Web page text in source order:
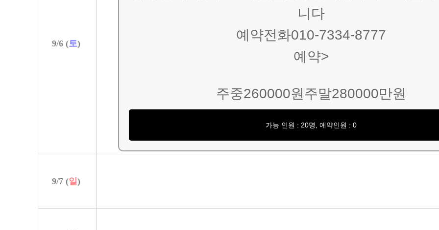
9/6(토)
니다
예약전화010-7334-8777
예약>
주중260000원주말280000만원
가능 인원 : 20명, 예약인원 : 0
9/7(일)